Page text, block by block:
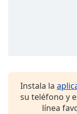
close
window.
Instala la
su teléfono y
línea